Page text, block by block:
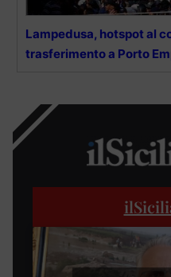
Lampedusa, hotspot al
trasferimento a Porto